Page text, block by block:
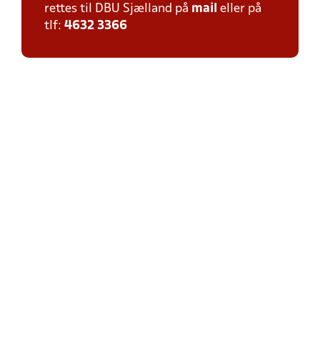
rettes til DBU Sjælland på mail eller på
tlf: 4632 3366